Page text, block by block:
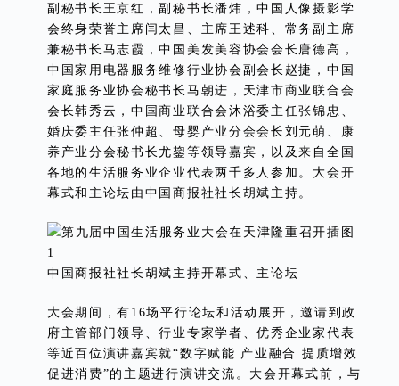
副秘书长王京红，副秘书长潘炜，中国人像摄影学
会终身荣誉主席闫太昌、主席王述科、常务副主席
兼秘书长马志霞，中国美发美容协会会长唐德高，
中国家用电器服务维修行业协会副会长赵捷，中国
家庭服务业协会秘书长马朝进，天津市商业联合会
会长韩秀云，中国商业联合会沐浴委主任张锦忠、
婚庆委主任张仲超、母婴产业分会会长刘元萌、康
养产业分会秘书长尤鋆等领导嘉宾，以及来自全国
各地的生活服务业企业代表两千多人参加。大会开
幕式和主论坛由中国商报社社长胡斌主持。
中国商报社社长胡斌主持开幕式、主论坛
大会期间，有16场平行论坛和活动展开，邀请到政
府主管部门领导、行业专家学者、优秀企业家代表
等近百位演讲嘉宾就“数字赋能 产业融合 提质增效
促进消费”的主题进行演讲交流。大会开幕式前，与